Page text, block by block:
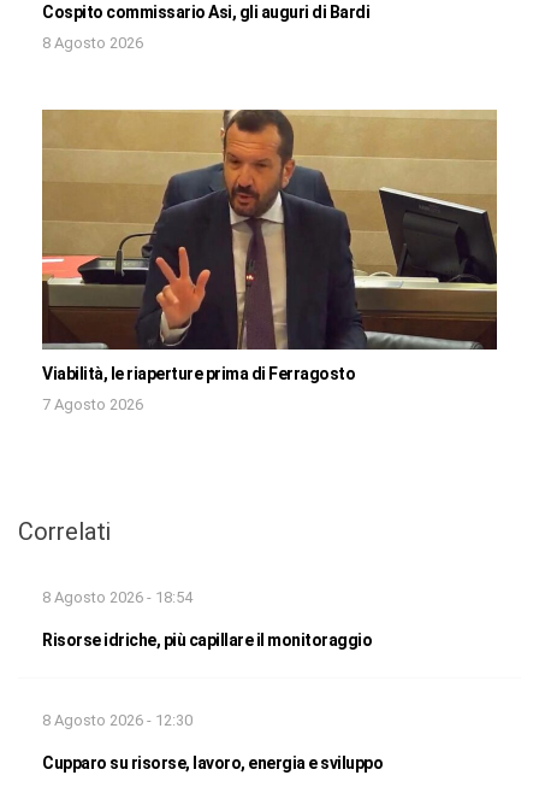
Cospito commissario Asi, gli auguri di Bardi
8 Agosto 2026
Viabilità, le riaperture prima di Ferragosto
7 Agosto 2026
Correlati
8 Agosto 2026 - 18:54
Risorse idriche, più capillare il monitoraggio
8 Agosto 2026 - 12:30
Cupparo su risorse, lavoro, energia e sviluppo